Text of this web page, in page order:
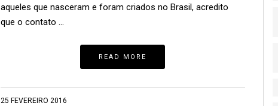
aqueles que nasceram e foram criados no Brasil, acredito
que o contato …
READ MORE
25 FEVEREIRO 2016